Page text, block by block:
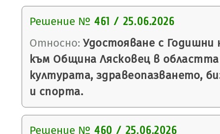
Решение № 461 / 25.06.2026
Относно: Удостояване с Годишни
към Община Лясковец в
културата, здравеопазването,
и спорта.
Решение № 460 / 25.06.2026